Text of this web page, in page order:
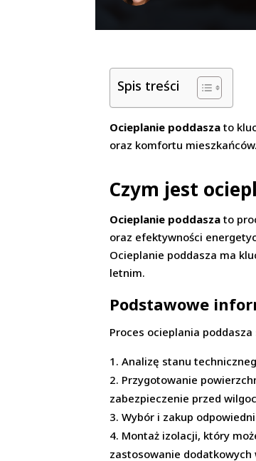
Spis treści
Ocieplanie poddasza to
oraz komfortu mieszkańców.
Czym jest
Ocieplanie poddasza to
oraz efektywności
Ocieplanie poddasza ma
letnim.
Podstawowe
Proces ocieplania
Analizę stanu
Przygotowanie
zabezpieczenie przed
Wybór i zakup
Montaż izolacji, który
zastosowanie